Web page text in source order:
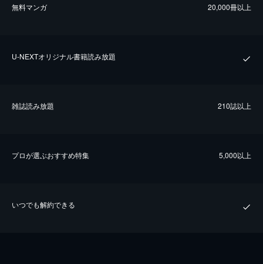
無料マンガ 20,000冊以上
U-NEXTオリジナル書籍読み放題
雑誌読み放題 210誌以上
プロが選ぶおすすめ特集 5,000以上
いつでも解約できる